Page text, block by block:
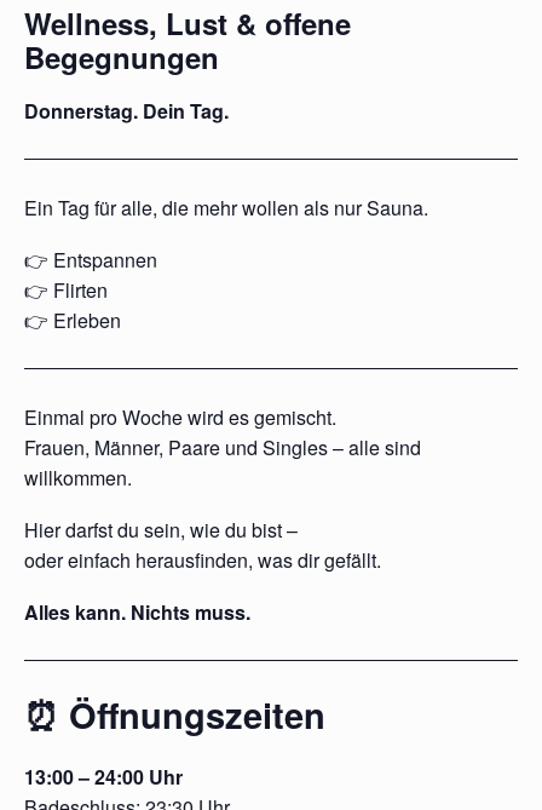
Wellness, Lust & offene
Begegnungen
Donnerstag. Dein Tag.
Ein Tag für alle, die mehr wollen als nur Sauna.
👉 Entspannen
👉 Flirten
👉 Erleben
Einmal pro Woche wird es gemischt.
Frauen, Männer, Paare und Singles – alle sind
willkommen.
Hier darfst du sein, wie du bist –
oder einfach herausfinden, was dir gefällt.
Alles kann. Nichts muss.
⏰ Öffnungszeiten
13:00 – 24:00 Uhr